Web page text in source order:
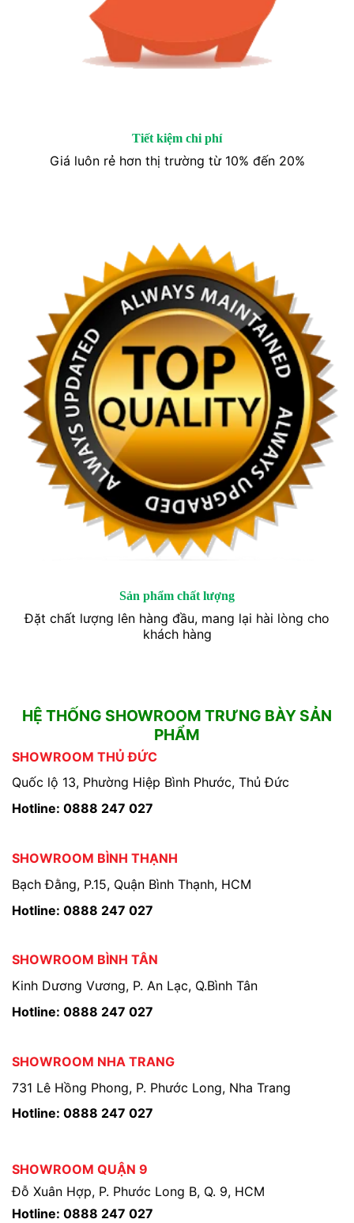
Tiết kiệm chi phí
Giá luôn rẻ hơn thị trường từ 10% đến 20%
Sản phẩm chất lượng
Đặt chất lượng lên hàng đầu, mang lại hài lòng cho
khách hàng
HỆ THỐNG SHOWROOM TRƯNG BÀY SẢN
PHẨM
SHOWROOM THỦ ĐỨC
Quốc lộ 13, Phường Hiệp Bình Phước, Thủ Đức
Hotline: 0888 247 027
SHOWROOM BÌNH THẠNH
Bạch Đằng, P.15, Quận Bình Thạnh, HCM
Hotline: 0888 247 027
SHOWROOM BÌNH TÂN
Kinh Dương Vương, P. An Lạc, Q.Bình Tân
Hotline: 0888 247 027
SHOWROOM NHA TRANG
731 Lê Hồng Phong, P. Phước Long, Nha Trang
Hotline: 0888 247 027
SHOWROOM QUẬN 9
Đỗ Xuân Hợp, P. Phước Long B, Q. 9, HCM
Hotline: 0888 247 027